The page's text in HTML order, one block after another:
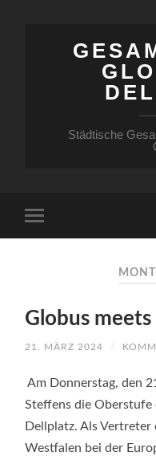
Städtische
Globus meets
21. MÄRZ 2024 /
Am Donnerstag, den
Steffens die Oberstufe
Dellplatz. Als Vertreter
Westfalen bei der